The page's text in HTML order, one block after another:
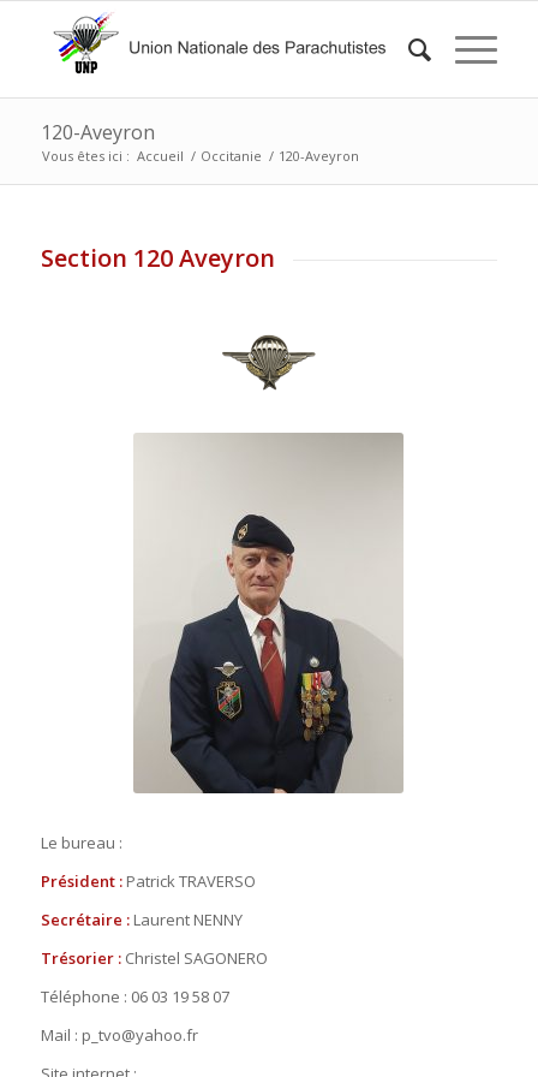
120-Aveyron
Vous êtes ici : Accueil / Occitanie / 120-Aveyron
Section 120 Aveyron
Le bureau :
Président : Patrick TRAVERSO
Secrétaire : Laurent NENNY
Trésorier : Christel SAGONERO
Téléphone : 06 03 19 58 07
Mail : p_tvo@yahoo.fr